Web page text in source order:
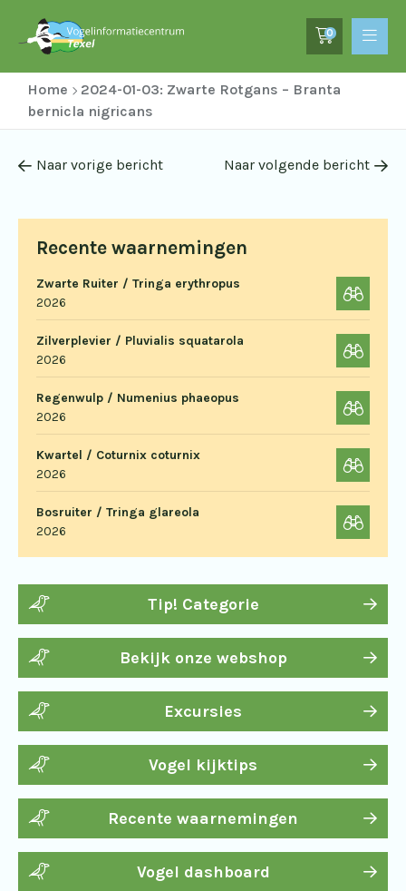
0
Home
2024-01-03: Zwarte Rotgans – Branta
bernicla nigricans
Recente waarnemingen
Zwarte Ruiter / Tringa erythropus
2026
Zilverplevier / Pluvialis squatarola
2026
Regenwulp / Numenius phaeopus
2026
Kwartel / Coturnix coturnix
2026
Bosruiter / Tringa glareola
2026
Tip! Categorie
Bekijk onze webshop
Excursies
Vogel kijktips
Recente waarnemingen
Vogel dashboard
Naar vorige bericht Naar volgende bericht